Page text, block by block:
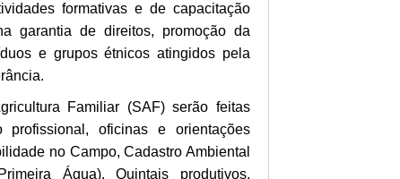
formativas e de capacitação
garantia de direitos, promoção da
e grupos étnicos atingidos pela
Familiar (SAF) serão feitas
profissional, oficinas e orientações
no Campo, Cadastro Ambiental
Água), Quintais produtivos,